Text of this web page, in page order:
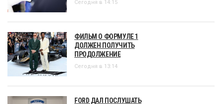
Сегодня в 14:15
ФИЛЬМ О ФОРМУЛЕ 1
ДОЛЖЕН ПОЛУЧИТЬ
ПРОДОЛЖЕНИЕ
Сегодня в 13:14
FORD ДАЛ ПОСЛУШАТЬ